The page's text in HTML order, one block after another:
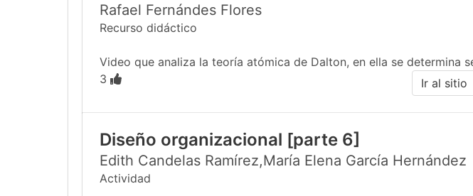
Rafael Fernándes Flores
Recurso didáctico
Video que analiza la teoría atómica de Dalton, en ella se determina
3
Ir al sitio
Diseño organizacional [parte 6]
Edith Candelas Ramírez,María Elena García Hernández
Actividad